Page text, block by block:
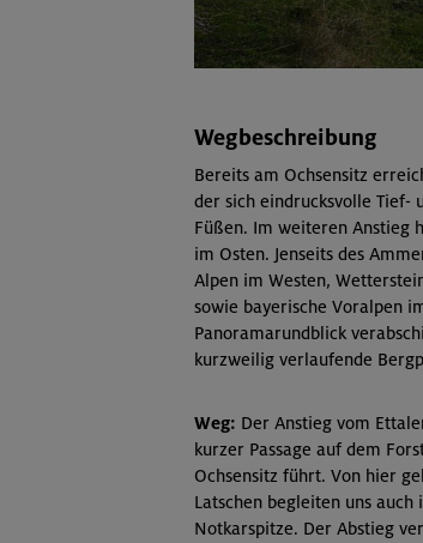
Wegbeschreibung
Bereits am Ochsensitz
der sich eindrucksvolle Tief-
Füßen. Im weiteren Anstieg
im Osten. Jenseits des
Alpen im Westen,
sowie bayerische Voralpen
Panoramarundblick
kurzweilig verlaufende
Weg: Der Anstieg vom
kurzer Passage auf dem
Ochsensitz führt. Von hier
Latschen begleiten uns
Notkarspitze. Der Abstieg